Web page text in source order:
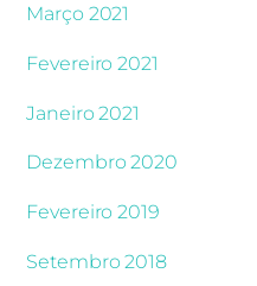
Março 2021
Fevereiro 2021
Janeiro 2021
Dezembro 2020
Fevereiro 2019
Setembro 2018